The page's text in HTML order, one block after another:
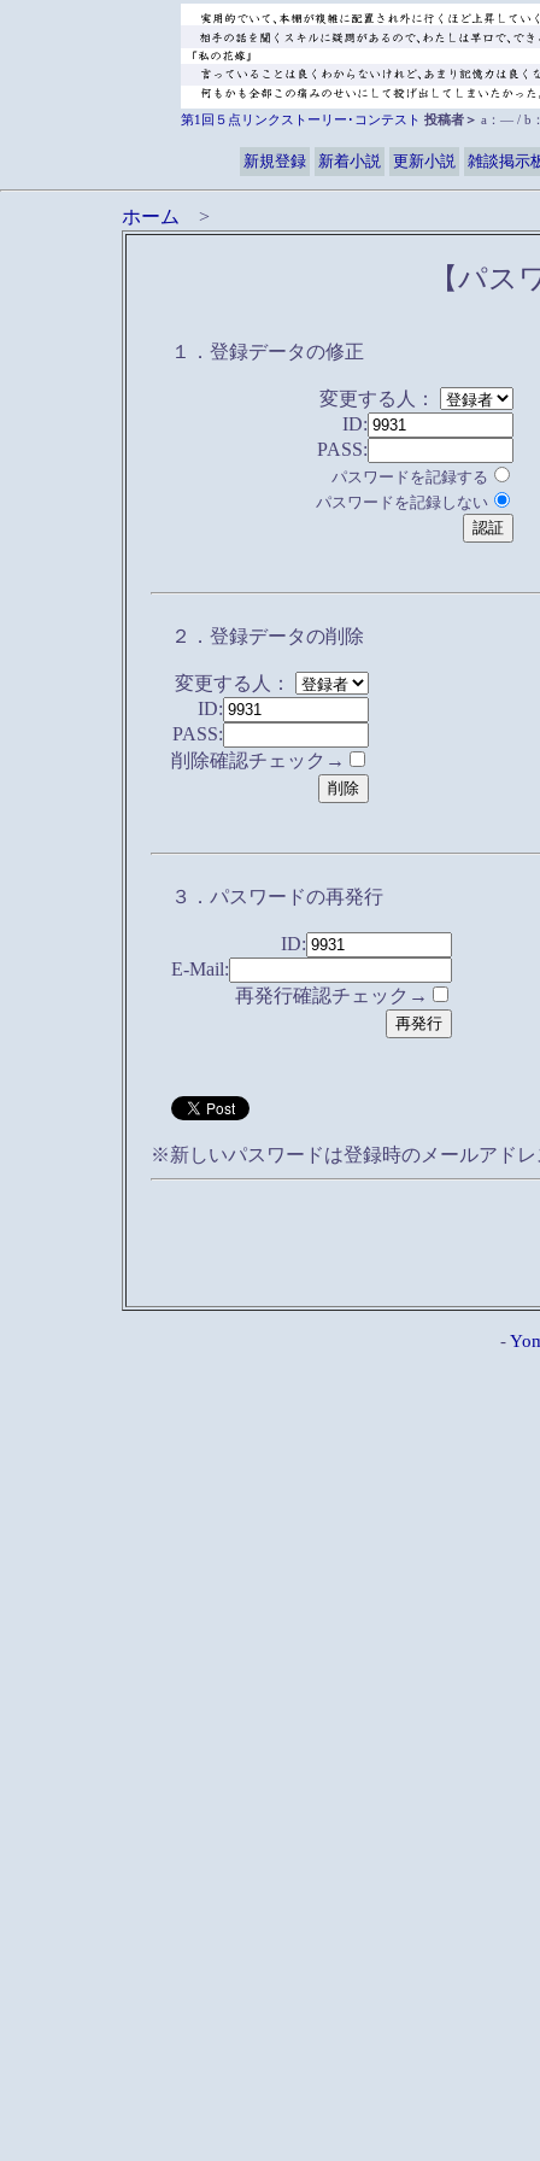
第1回５点リンクストーリー･コンテスト 投稿者＞ a：― / b
新規登録 新着小説 更新小説 雑談掲示
ホーム >
【パス
１．登録データの修正
変更する人：
ID:
PASS:
パスワードを記録する
パスワードを記録しない
２．登録データの削除
変更する人：
ID:
PASS:
削除確認チェック→
３．パスワードの再発行
ID:
E-Mail:
再発行確認チェック→
※新しいパスワードは登録時のメールアド
-